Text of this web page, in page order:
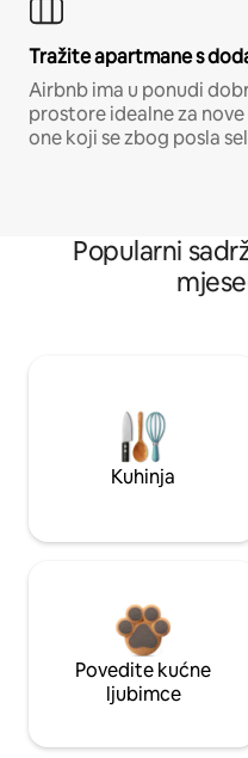
Tražite apartmane s
Airbnb ima u ponudi
prostore idealne za
one koji se zbog posla
Popularni
Kuhinja
Povedite kućne
ljubimce